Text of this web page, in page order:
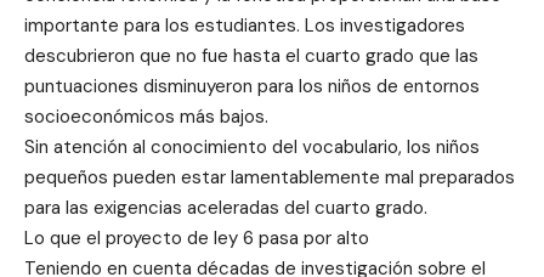
importante para los estudiantes. Los investigadores
descubrieron que no fue hasta el cuarto grado que las
puntuaciones disminuyeron para los niños de entornos
socioeconómicos más bajos.
Sin atención al conocimiento del vocabulario, los niños
pequeños pueden estar lamentablemente mal preparados
para las exigencias aceleradas del cuarto grado.
Lo que el proyecto de ley 6 pasa por alto
Teniendo en cuenta décadas de investigación sobre el